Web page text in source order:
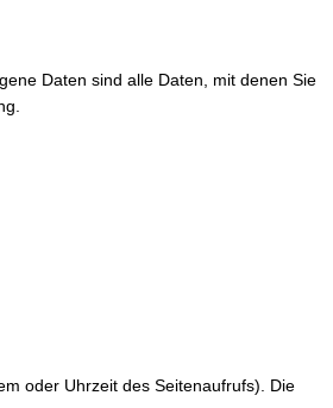
Daten sind alle Daten, mit denen Sie
oder Uhrzeit des Seitenaufrufs). Die